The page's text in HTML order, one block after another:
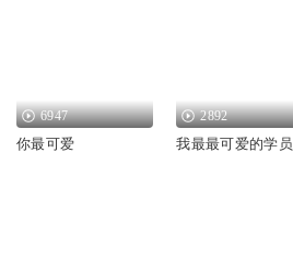
6947
你最可爱
2892
我最最可爱的学员